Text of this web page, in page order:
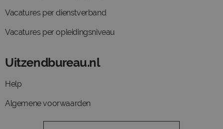
Vacatures per dienstverband
Vacatures per opleidingsniveau
Uitzendbureau.nl
Help
Algemene voorwaarden